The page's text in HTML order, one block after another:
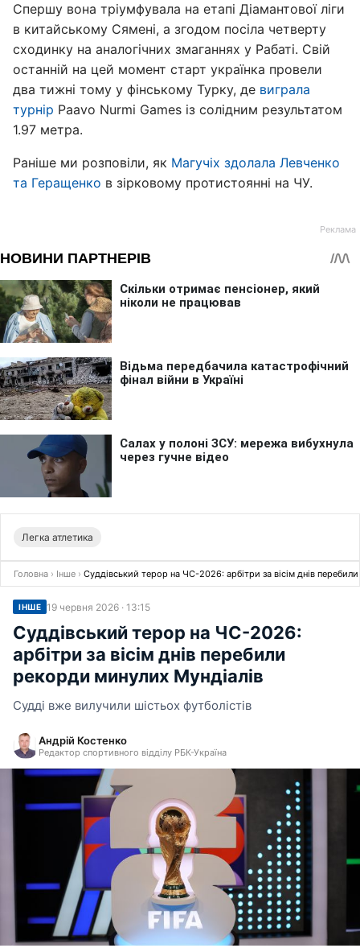
Спершу вона тріумфувала на етапі Діамантової ліги
в китайському Сямені, а згодом посіла четверту
сходинку на аналогічних змаганнях у Рабаті. Свій
останній на цей момент старт українка провели
два тижні тому у фінському Турку, де виграла
турнір Paavo Nurmi Games із солідним результатом
1.97 метра.
Раніше ми розповіли, як Магучіх здолала Левченко
та Геращенко в зірковому протистоянні на ЧУ.
Легка атлетика
Головна › Інше › Суддівський терор на ЧС-2026: арбітри за вісім днів
ІНШЕ 19 червня 2026 · 13:15
Суддівський терор на ЧС-2026:
арбітри за вісім днів перебили
рекорди минулих Мундіалів
Судді вже вилучили шістьох футболістів
Андрій Костенко
Редактор спортивного відділу РБК-Україна